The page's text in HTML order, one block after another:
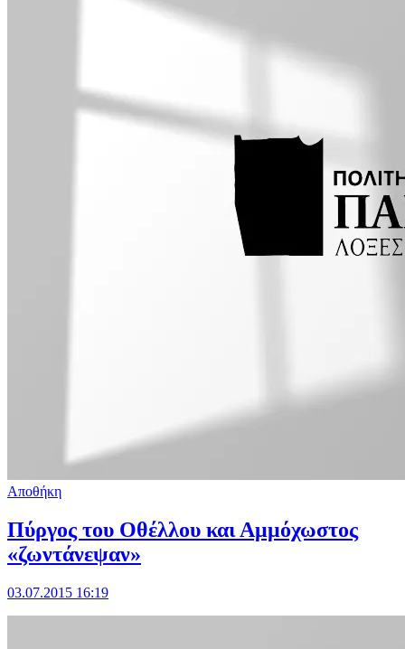
Αποθήκη
Πύργος του Οθέλλου και Αμμόχωστος
«ζωντάνεψαν»
03.07.2015 16:19